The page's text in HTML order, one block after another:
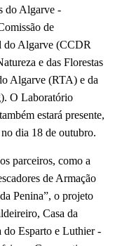
do Algarve -
de
do Algarve (CCDR
e das Florestas
Algarve (RTA) e da
O Laboratório
estará presente,
dia 18 de outubro.
parceiros, como a
de Armação
Penina”, o projeto
Casa da
do Esparto e Luthier -